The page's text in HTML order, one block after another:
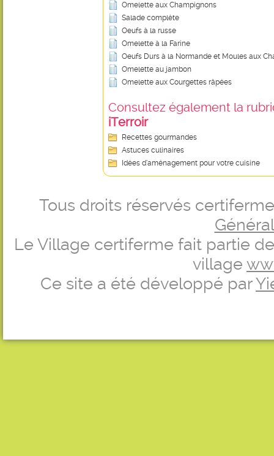
Omelette aux Champignons
Salade complète
Oeufs à la russe
Omelette à la Farine
Oeufs Durs à la Normande et Moules aux
Omelette au jambon
Omelette aux Courgettes râpées
Consultez également la
iTerroir
Recettes gourmandes
Astuces culinaires
Idées d’aménagement pour votre cuisine
Tous droits réservés
Le Village certiferme fait partie
village
Ce site a été développé par